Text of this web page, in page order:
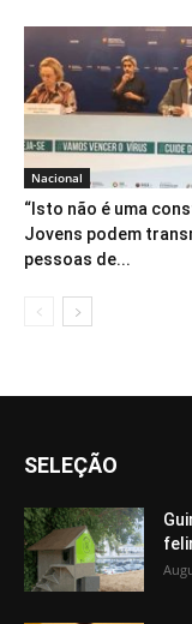
Nacional
“Isto não é uma
Jovens podem
pessoas de...
SELEÇÃO